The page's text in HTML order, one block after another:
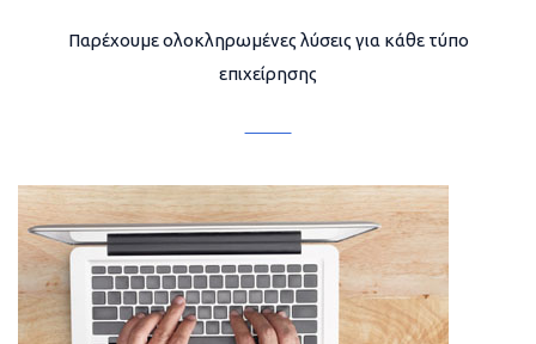
Παρέχουμε ολοκληρωμένες λύσεις για κάθε τύπο
επιχείρησης